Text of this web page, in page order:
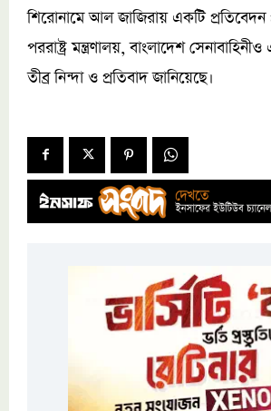
শিরোনামে আল জাজিরায় একটি প্রতিবেদন
পররাষ্ট্র মন্ত্রণালয়, বাংলাদেশ
তীব্র নিন্দা ও প্রতিবাদ জানিয়েছে।